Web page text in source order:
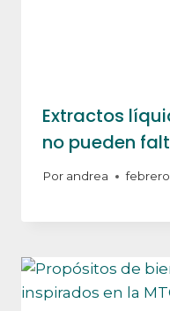
Extractos
no pueden
Por andrea